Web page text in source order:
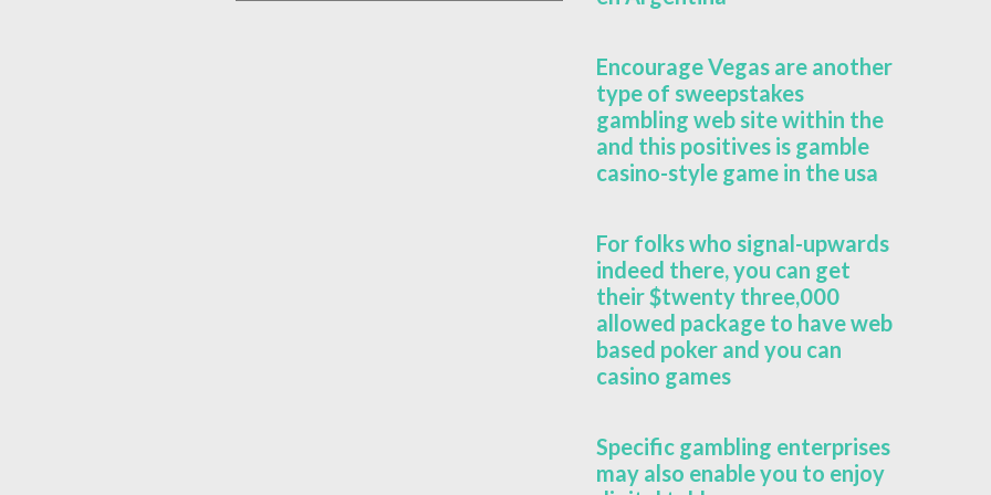
Encourage Vegas are another
type of sweepstakes
gambling web site within the
and this positives is gamble
casino-style game in the usa
For folks who signal-upwards
indeed there, you can get
their $twenty three,000
allowed package to have web
based poker and you can
casino games
Specific gambling enterprises
may also enable you to enjoy